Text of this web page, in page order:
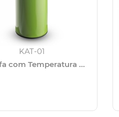
KAT-01
com Temperatura ...